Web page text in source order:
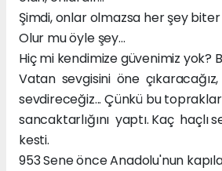
Şimdi, onlar olmazsa her şey biter
Olur mu öyle şey...
Hiç mi kendimize güvenimiz yok?
Vatan sevgisini öne
sevdireceğiz... Çünkü bu topraklar
sancaktarlığını yaptı. Kaç haçlı
kesti.
953 Sene önce Anadolu'nun